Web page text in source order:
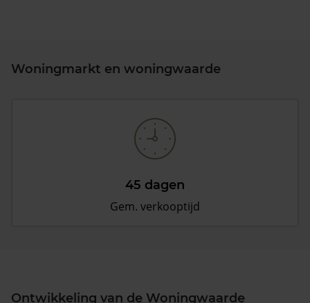
Woningmarkt en woningwaarde
45 dagen
Gem. verkooptijd
Ontwikkeling van de Woningwaarde